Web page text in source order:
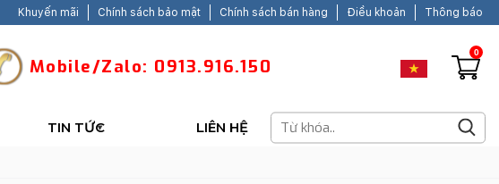
Khuyến mãi Chính sách bảo mật Chính sách bán hàng Điều khoản Thông báo
Mobile/Zalo: 0913.916.150
0
TIN TỨC LIÊN HỆ